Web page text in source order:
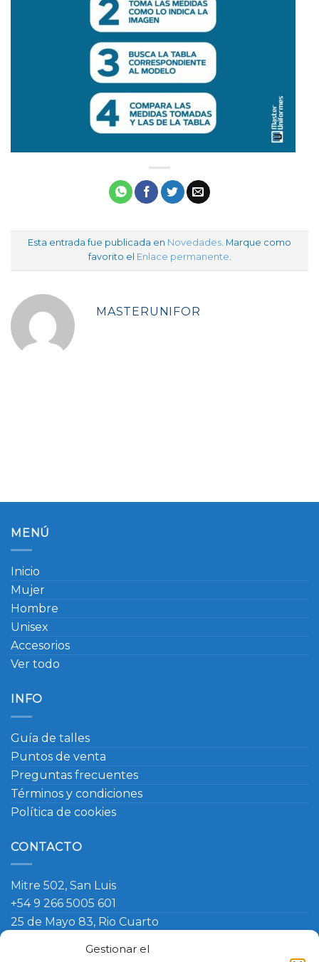
Gestionar el
Esta entrada fue publicada en Novedades . Marque como
favorito el Enlace permanente
MASTERUNIFOR
MENÚ
Inicio
Mujer
Hombre
Unisex
Accesorios
Ver todo
INFO
Guía de talles
Puntos de venta
Preguntas frecuentes
Términos y condiciones
Política de cookies
CONTACTO
Mitre 502, San Luis
+54 9 266 5005 601
25 de Mayo 83, Rio Cuarto